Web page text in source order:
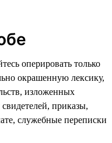
оперировать только
окрашенную лексику,
изложенных
приказы,
служебные переписки